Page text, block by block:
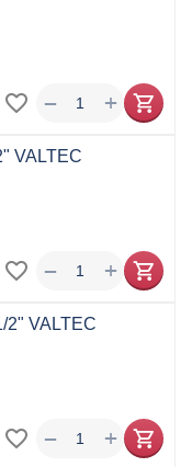
+
−
VALTEC
+
−
2" VALTEC
+
−